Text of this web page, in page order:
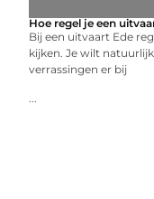
Hoe regel je een
Bij een uitvaart Ede
kijken. Je wilt
verrassingen er bij
...